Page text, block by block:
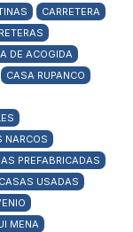
CARRETERA
DE ACOGIDA
CASA RUPANCO
NARCOS
PREFABRICADAS
CASAS USADAS
MENA